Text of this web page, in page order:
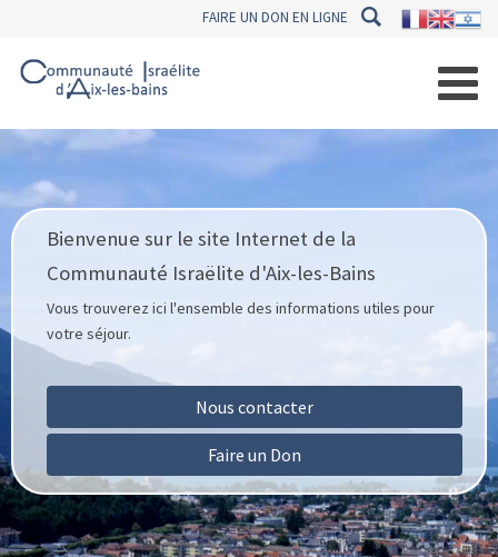
FAIRE UN DON EN LIGNE
Bienvenue sur le site Internet de la
Communauté Israëlite d'Aix-les-Bains
Vous trouverez ici l'ensemble des informations utiles pour
votre séjour.
Nous contacter
Faire un Don